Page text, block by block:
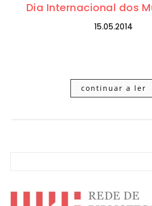
Dia Internacional dos
15.05.2014
continuar a ler